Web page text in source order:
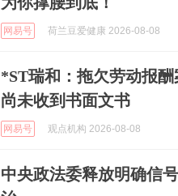
网易号 荷兰豆爱健康 2026-08-08
*ST瑞和：拖欠劳动报
尚未收到书面文书
网易号 观点机构 2026-08-08
中央政法委释放明确信